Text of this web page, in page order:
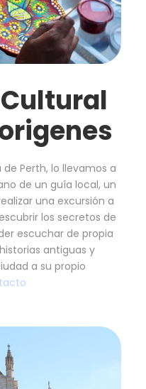
Perth, lo llevamos a
de un guía local, un
una excursión a
los secretos de
escuchar de propia
antiguas y
a su propio